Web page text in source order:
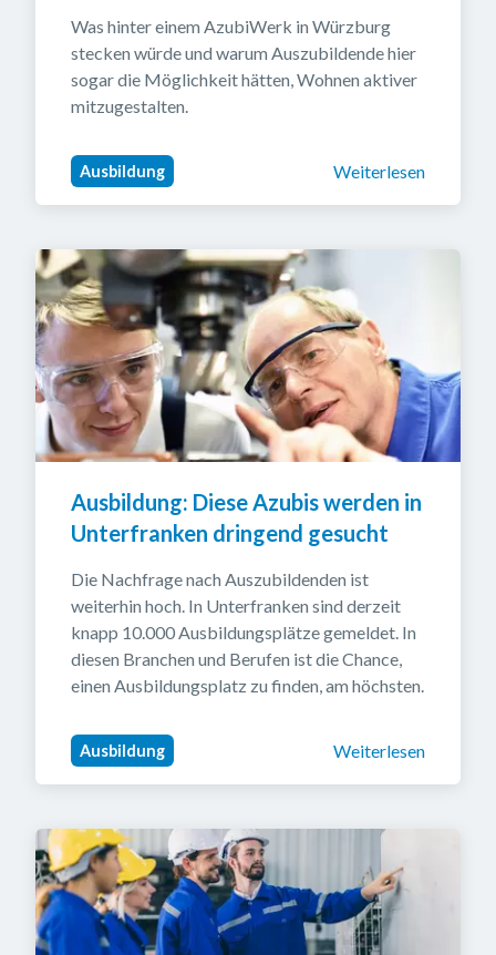
Was hinter einem AzubiWerk in Würzburg
stecken würde und warum Auszubildende hier
sogar die Möglichkeit hätten, Wohnen aktiver
mitzugestalten.
Ausbildung Weiterlesen
Ausbildung: Diese Azubis werden in
Unterfranken dringend gesucht
Die Nachfrage nach Auszubildenden ist
weiterhin hoch. In Unterfranken sind derzeit
knapp 10.000 Ausbildungsplätze gemeldet. In
diesen Branchen und Berufen ist die Chance,
einen Ausbildungsplatz zu finden, am höchsten.
Ausbildung Weiterlesen